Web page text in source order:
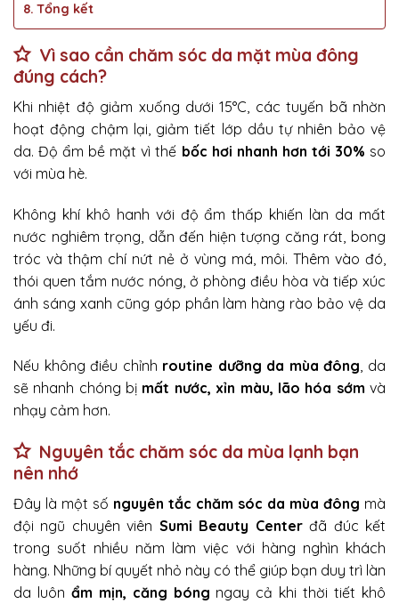
Tổng kết
Vì sao cần chăm sóc da mặt mùa đông
đúng cách?
Khi nhiệt độ giảm xuống dưới 15°C, các tuyến bã nhờn
hoạt động chậm lại, giảm tiết lớp dầu tự nhiên bảo vệ
da. Độ ẩm bề mặt vì thế bốc hơi nhanh hơn tới 30% so
với mùa hè.
Không khí khô hanh với độ ẩm thấp khiến làn da mất
nước nghiêm trọng, dẫn đến hiện tượng căng rát, bong
tróc và thậm chí nứt nẻ ở vùng má, môi. Thêm vào đó,
thói quen tắm nước nóng, ở phòng điều hòa và tiếp xúc
ánh sáng xanh cũng góp phần làm hàng rào bảo vệ da
yếu đi.
Nếu không điều chỉnh routine dưỡng da mùa đông, da
sẽ nhanh chóng bị mất nước, xỉn màu, lão hóa sớm và
nhạy cảm hơn.
Nguyên tắc chăm sóc da mùa lạnh bạn
nên nhớ
Đây là một số nguyên tắc chăm sóc da mùa đông mà
đội ngũ chuyên viên Sumi Beauty Centerđã đúc kết
trong suốt nhiều năm làm việc với hàng nghìn khách
hàng. Những bí quyết nhỏ này có thể giúp bạn duy trì làn
da luôn ẩm mịn, căng bóng ngay cả khi thời tiết khô